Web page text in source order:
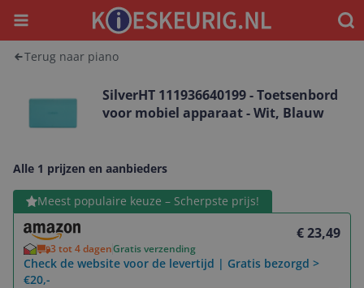
Menu
Terug naar piano
SilverHT 111936640199 - Toetsenbord
voor mobiel apparaat - Wit, Blauw
Alle 1 prijzen en aanbieders
Meest populaire keuze – Scherpste prijs!
€ 23,49
3 tot 4 dagenGratis verzending
Check de website voor de levertijd | Gratis bezorgd >
€20,-
Bekijk product